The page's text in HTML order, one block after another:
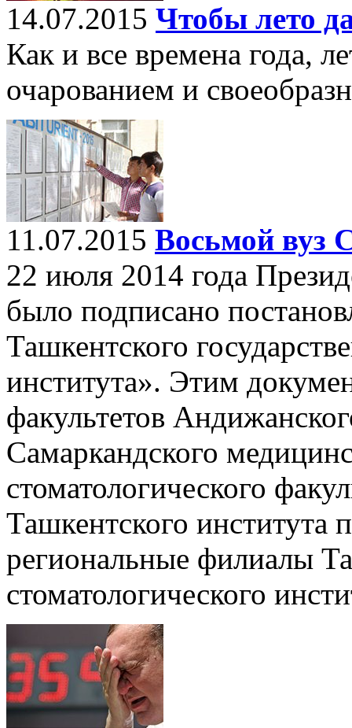
14.07.2015 Чтобы лето
Как и все времена года,
очарованием и
11.07.2015 Восьмой вуз
22 июля 2014 года
было подписано
Ташкентского
института». Этим
факультетов
Самаркандского
стоматологического
Ташкентского института
региональные филиалы
стоматологического